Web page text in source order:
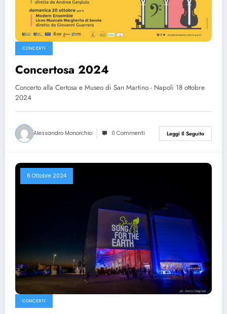
CONCERTI
Concertosa 2024
Concerto alla Certosa e Museo di San Martino - Napoli 18 ottobre
2024
Alessandro Monorchio 0 Commenti Leggi Il Seguito
6 Ottobre 2024
CONCERTI